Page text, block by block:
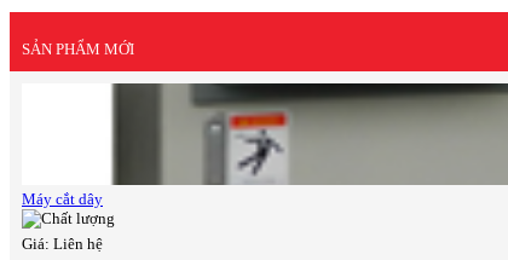
SẢN PHẨM MỚI
Máy cắt dây
Giá: Liên hệ